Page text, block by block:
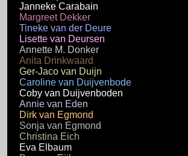
Janneke Carabain
Margreet Dekker
Tineke van der Deure
Lisette van Deursen
Annette M. Donker
Anita Drinkwaard
Ger-Jaco van Duijn
Caroline van Duijvenbode
Coby van Duijvenboden
Annie van Eden
Dirk van Egmond
Sonja van Egmond
Christina Eich
Eva Elbaum